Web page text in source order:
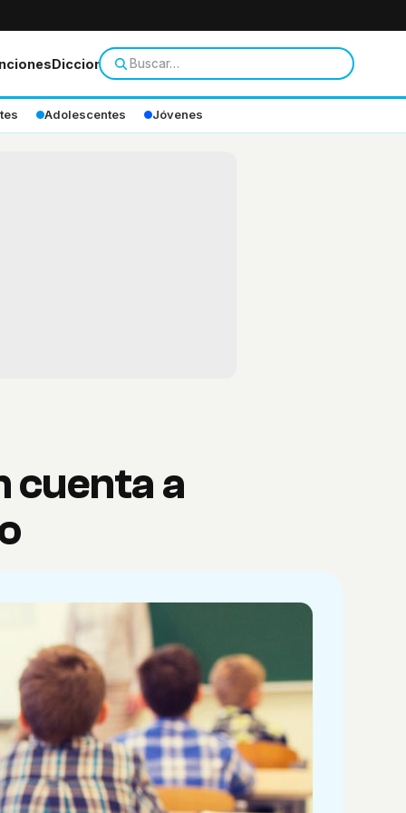
Diccionario
Adolescentes Jóvenes
cuenta a